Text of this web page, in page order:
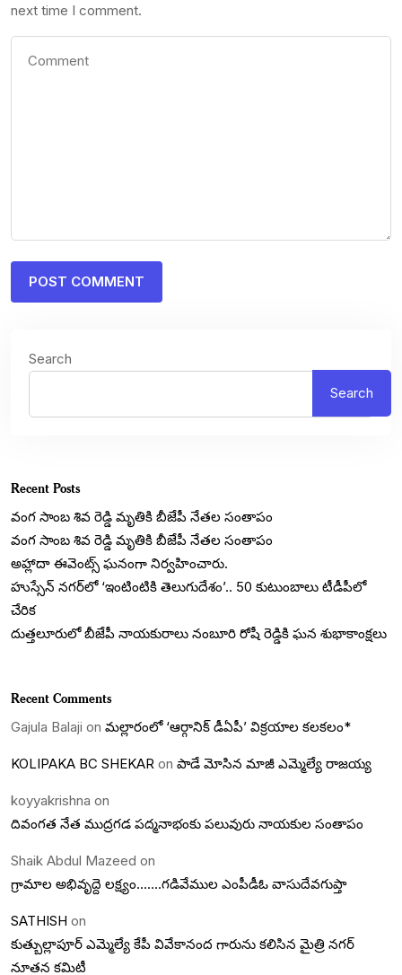
next time I comment.
Search
Search
Recent Posts
వంగ సాంబ శివ రెడ్డి మృతికి బీజేపీ నేతల సంతాపం
వంగ సాంబ శివ రెడ్డి మృతికి బీజేపీ నేతల సంతాపం
అహ్లాదా ఈవెంట్స్ ఘనంగా నిర్వహించారు.
హుస్సేన్ నగర్‌లో ‘ఇంటింటికి తెలుగుదేశం’.. 50 కుటుంబాలు టీడీపీలో
చేరిక
దుత్తలూరులో బీజేపీ నాయకురాలు నంబూరి రోషీ రెడ్డికి ఘన శుభాకాంక్షలు
Recent Comments
Gajula Balaji on మల్లారంలో ‘ఆర్గానిక్ డీఏపీ’ విక్రయాల కలకలం*
KOLIPAKA BC SHEKAR on పాడే మోసిన మాజీ ఎమ్మెల్యే రాజయ్య
koyyakrishna on
దివంగత నేత ముద్రగడ పద్మనాభంకు పలువురు నాయకుల సంతాపం
Shaik Abdul Mazeed on
గ్రామాల అభివృద్దె లక్ష్యం…….గడివేముల ఎంపీడీఓ వాసుదేవగుప్తా
SATHISH on
కుత్బుల్లాపూర్ ఎమ్మెల్యే కేపీ వివేకానంద గారును కలిసిన మైత్రి నగర్
నూతన కమిటీ